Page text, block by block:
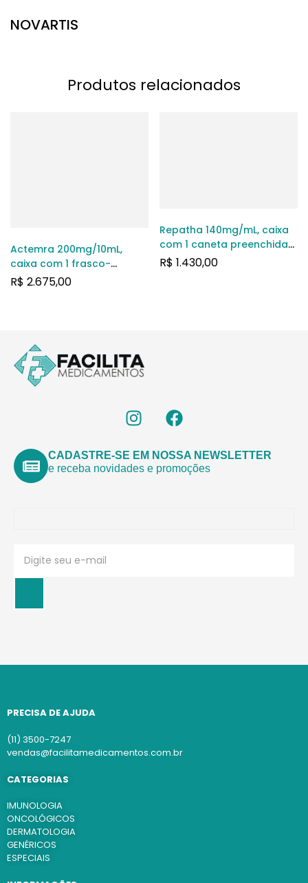
NOVARTIS
Produtos relacionados
Actemra 200mg/10mL,
caixa com 1 frasco-
ampola com pó para
R$ 2.675,00
Repatha 140mg/mL, caixa
com 1 caneta preenchida
com 1mL de solução de
R$ 1.430,00
CADASTRE-SE EM NOSSA NEWSLETTER
e receba novidades e promoções
PRECISA DE AJUDA
(11) 3500-7247
vendas@facilitamedicamentos.com.br
CATEGORIAS
IMUNOLOGIA
ONCOLÓGICOS
DERMATOLOGIA
GENÉRICOS
ESPECIAIS